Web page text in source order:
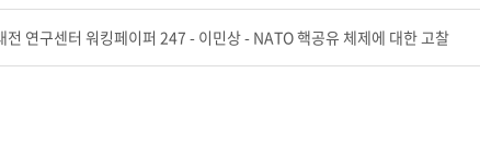
전 연구센터 워킹페이퍼 247 - 이민상 - NATO 핵공유 체제에 대한 고찰